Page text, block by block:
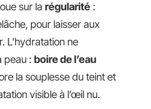
sur la régularité :
pour laisser aux
L’hydratation ne
peau : boire de l’eau
la souplesse du teint et
visible à l’œil nu.